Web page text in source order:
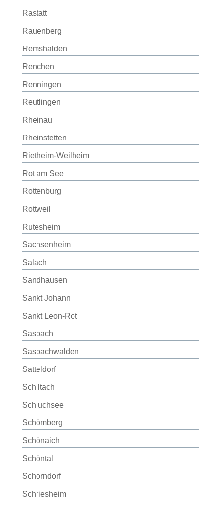
Rastatt
Rauenberg
Remshalden
Renchen
Renningen
Reutlingen
Rheinau
Rheinstetten
Rietheim-Weilheim
Rot am See
Rottenburg
Rottweil
Rutesheim
Sachsenheim
Salach
Sandhausen
Sankt Johann
Sankt Leon-Rot
Sasbach
Sasbachwalden
Satteldorf
Schiltach
Schluchsee
Schömberg
Schönaich
Schöntal
Schorndorf
Schriesheim